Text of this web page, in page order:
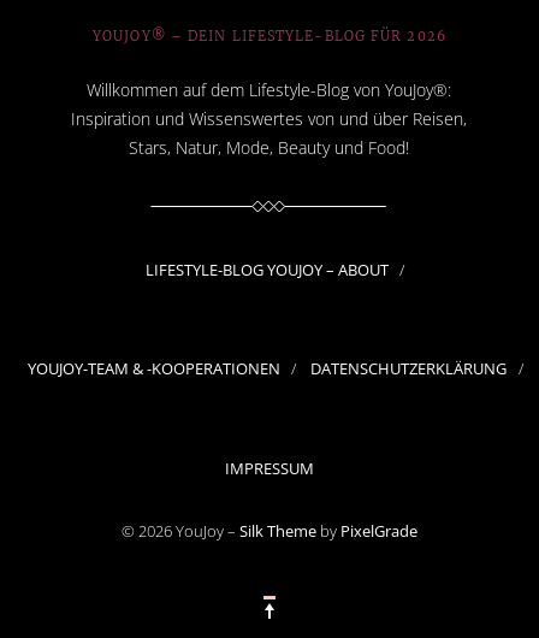
YOUJOY® – DEIN LIFESTYLE-BLOG FÜR 2026
Willkommen auf dem Lifestyle-Blog von YouJoy®:
Inspiration und Wissenswertes von und über Reisen,
Stars, Natur, Mode, Beauty und Food!
LIFESTYLE-BLOG YOUJOY – ABOUT
YOUJOY-TEAM & -KOOPERATIONEN DATENSCHUTZERKLÄRUNG
IMPRESSUM
© 2026 YouJoy – Silk Theme by PixelGrade